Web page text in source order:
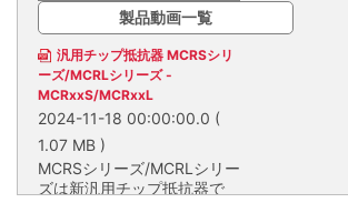
製品動画一覧
汎用チップ抵抗器 MCRSシリ
ーズ/MCRLシリーズ -
MCRxxS/MCRxxL
2024-11-18 00:00:00.0 (
1.07 MB )
MCRSシリーズ/MCRLシリー
ズは新汎用チップ抵抗器で